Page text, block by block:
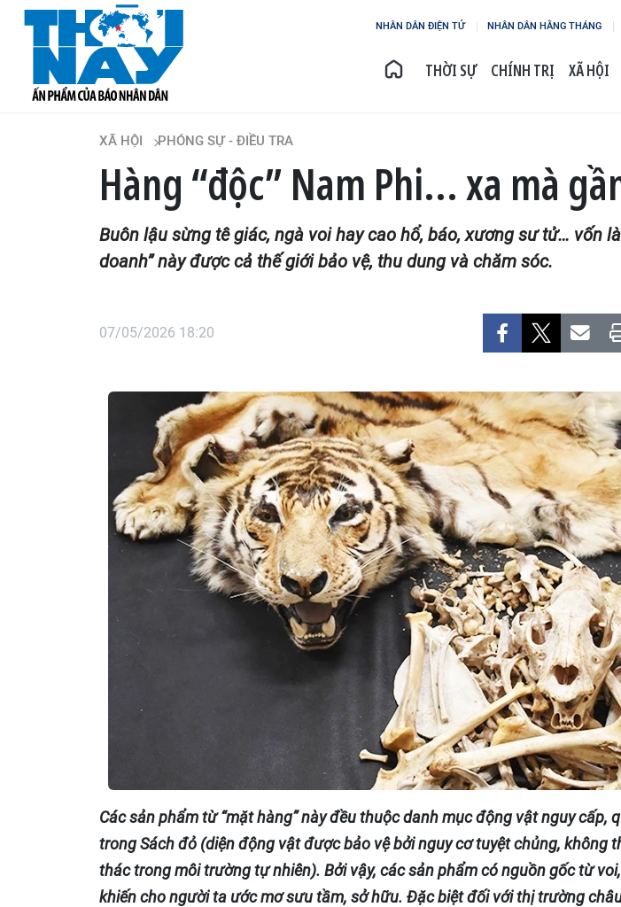
NHÂN DÂN ĐIỆN TỬ NHÂN DÂN HẰNG THÁNG
THỜI SỰ CHÍNH TRỊ XÃ HỘI
XÃ HỘI PHÓNG SỰ - ĐIỀU TRA
Hàng “độc” Nam Phi... xa mà
Buôn lậu sừng tê giác, ngà voi hay cao hổ, báo, xương sư tử… vốn
doanh” này được cả thế giới bảo vệ, thu dung và chăm sóc.
07/05/2026 18:20
Các sản phẩm từ “mặt hàng” này đều thuộc danh mục động vật nguy cấp,
trong Sách đỏ (diện động vật được bảo vệ bởi nguy cơ tuyệt chủng, không
thác trong môi trường tự nhiên). Bởi vậy, các sản phẩm có nguồn gốc từ
khiến cho người ta ước mơ sưu tầm, sở hữu. Đặc biệt đối với thị trường